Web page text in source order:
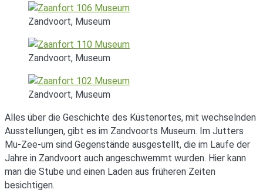
Zandvoort, Museum
Zandvoort, Museum
Zandvoort, Museum
Alles über die Geschichte des Küstenortes, mit wechselnden
Ausstellungen, gibt es im Zandvoorts Museum. Im Jutters
Mu-Zee-um sind Gegenstände ausgestellt, die im Laufe der
Jahre in Zandvoort auch angeschwemmt wurden. Hier kann
man die Stube und einen Laden aus früheren Zeiten
besichtigen.